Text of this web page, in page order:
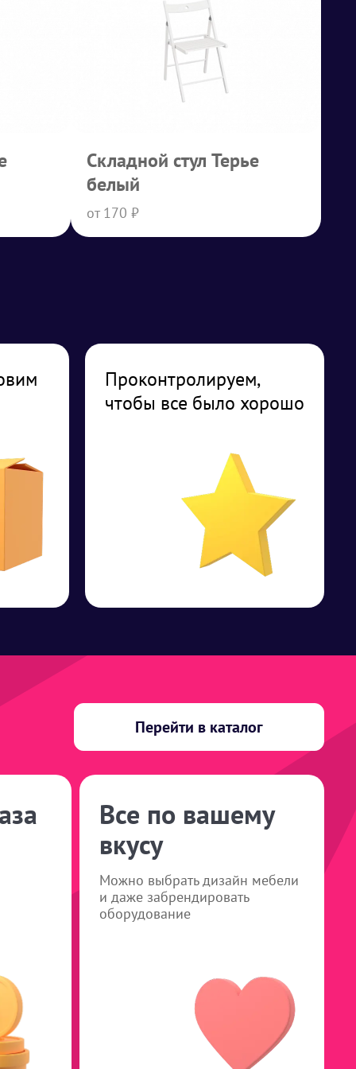
Складной стул Терье
белый
от 170 ₽
Проконтролируем,
чтобы все было хорошо
Перейти в каталог
Все по вашему
вкусу
Можно выбрать дизайн мебели
и даже забрендировать
оборудование